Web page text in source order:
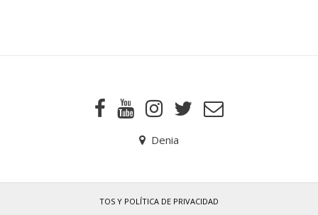
Denia
TOS Y POLÍTICA DE PRIVACIDAD